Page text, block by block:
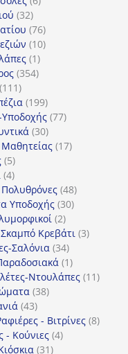
3232
προϊόντα
7676
προϊόντα
1010
11
προϊόν
354354
111111
προϊόντα
199199
προϊόντα
7777
3030
προϊόντα
1717
55
προϊόντα
44
προϊόντα
4848
προϊόντα
Υποδοχής 3030
22
προϊόντα
Κρεβάτι 33
Σαλόνια 3434
προϊόντα
11
προϊόν
Ντουλάπες 1111
3838
4343
προϊόντα
- Βιτρίνες 88
- Κούνιες 44
3131